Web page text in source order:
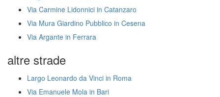
Via Carmine Lidonnici in Catanzaro
Via Mura Giardino Pubblico in Cesena
Via Argante in Ferrara
altre strade
Largo Leonardo da Vinci in Roma
Via Emanuele Mola in Bari